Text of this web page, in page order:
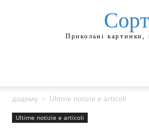
Прикольні картинки,
додому Ultime notizie e articoli
Ultime notizie e articoli